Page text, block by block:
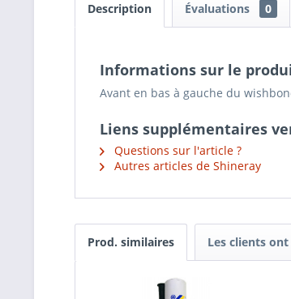
Description Évaluations 0
Informations sur le
Avant en bas à gauche du
Liens supplémentaires
Questions sur l'article ?
Autres articles de Shineray
Prod. similaires Les clients